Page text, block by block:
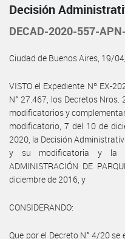
Decisión
DECAD-2020-557-
Ciudad de Buenos Aires, 19/
VISTO el Expediente Nº EX-
N° 27.467, los Decretos
modificatorios y
modificatorio, 7 del 10 de
2020, la Decisión
y su modificatoria y la
ADMINISTRACIÓN DE
diciembre de 2016, y
CONSIDERANDO:
Que por el Decreto N° 4/20